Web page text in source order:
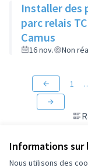
Informations sur
Nous utilisons des
Installer des
parc relais
Camus
16 nov. Non
1